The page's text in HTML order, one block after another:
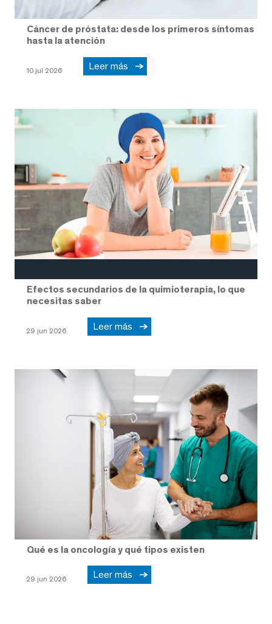
Cáncer de próstata: desde los primeros síntomas
hasta la atención
10 jul 2026 Leer más
Efectos secundarios de la quimioterapia, lo que
necesitas saber
29 jun 2026 Leer más
Qué es la oncología y qué tipos existen
29 jun 2026 Leer más